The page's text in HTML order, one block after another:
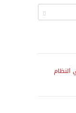
النظام